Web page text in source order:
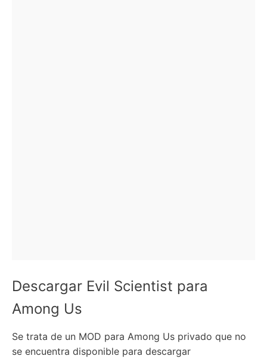
Descargar Evil Scientist para
Among Us
Se trata de un MOD para Among Us privado que no
se encuentra disponible para descargar